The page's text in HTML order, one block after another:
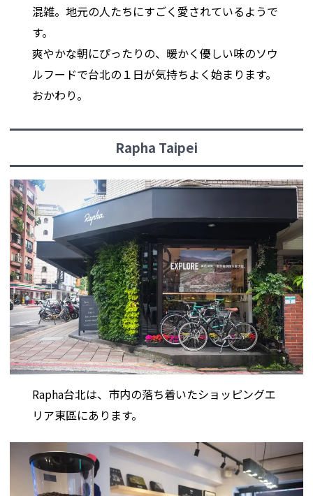
混雑。地元の人たちにすごく愛されているようで
す。
爽やかな朝にぴったりの、暖かく優しい味のソウ
ルフードで台北の１日が気持ちよく始まります。
おかわり。
Rapha Taipei
Rapha台北は、市内の落ち着いたショッピングエ
リア東區にあります。